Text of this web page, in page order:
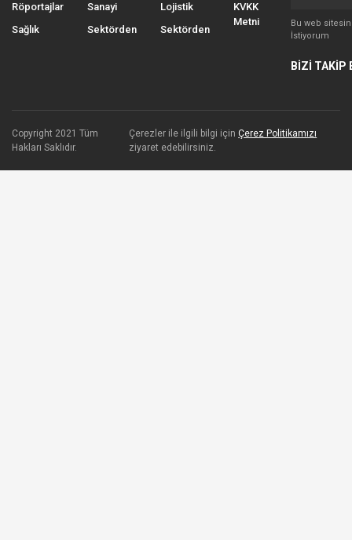
Röportajlar
Sağlık
Sanayi
Sektörden
Lojistik
Sektörden
KVKK
Metni
Bu web
İstiyorum
BİZİ TAKİP
Copyright 2021 Tüm
Hakları Saklıdır.
Çerezler ile ilgili bilgi içinÇerez Politikamızı
ziyaret edebilirsiniz.